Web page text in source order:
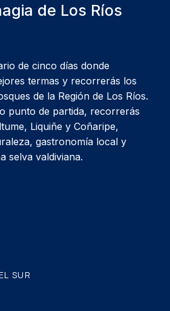
de Los Ríos
de cinco días donde
termas y recorrerás los
de la Región de Los Ríos.
punto de partida, recorrerás
Liquiñe y Coñaripe,
gastronomía local y
selva valdiviana.
SUR